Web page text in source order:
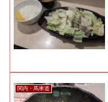
関内・馬車道